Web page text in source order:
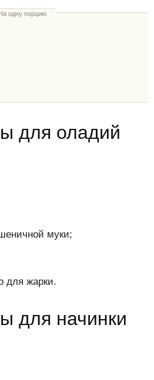
На одну порцию
для оладий
муки;
для жарки.
для начинки